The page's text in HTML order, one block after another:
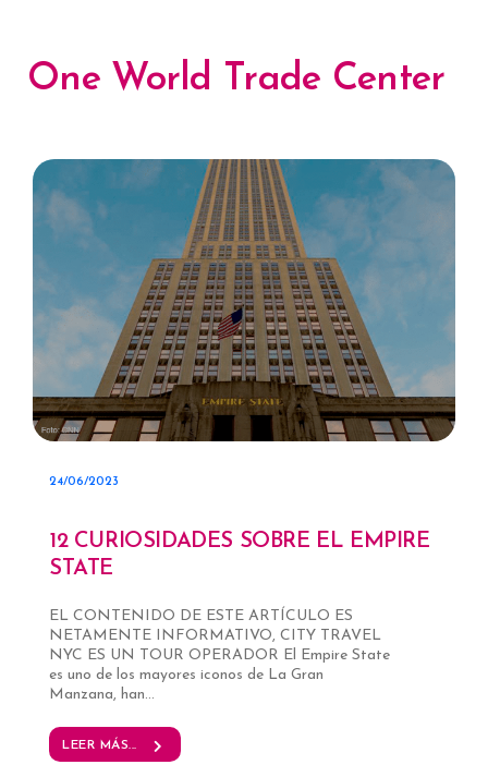
One World Trade Center
24/06/2023
12 CURIOSIDADES SOBRE EL EMPIRE
STATE
EL CONTENIDO DE ESTE ARTÍCULO ES
NETAMENTE INFORMATIVO, CITY TRAVEL
NYC ES UN TOUR OPERADOR El Empire State
es uno de los mayores iconos de La Gran
Manzana, han...
LEER MÁS...